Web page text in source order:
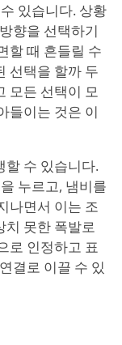
있습니다. 상황
향을 선택하기
할 때 흔들릴 수
선택을 할까 두
모든 선택이 모
들이는 것은 이
할 수 있습니다.
누르고, 냄비를
나면서 이는 조
치 못한 폭발로
로 인정하고 표
결로 이끌 수 있